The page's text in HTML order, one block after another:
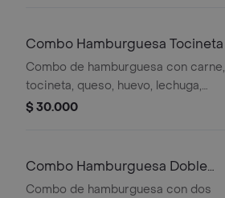
Combo Hamburguesa Tocineta
Combo de hamburguesa con carne,
tocineta, queso, huevo, lechuga,
tomate, maíz y salsas. Incluye papas
$ 30.000
Combo Hamburguesa Doble
Tocineta
Combo de hamburguesa con dos